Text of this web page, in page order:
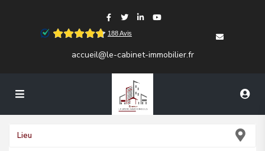
accueil@le-cabinet-immobilier.fr